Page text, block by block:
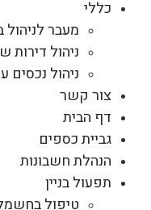
כללי
מעבר
ניהול דירות
ניהול נכסים
צור קשר
דף הבית
גביית כספים
הנהלת חשבונות
תפעול בניין
טיפול בחשמל